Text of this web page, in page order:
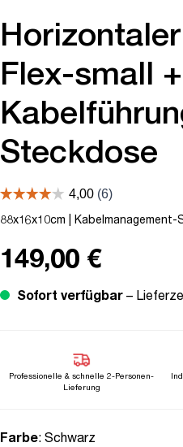
Flex-small
Steckdose
88x16x10cm |
149,00 €
Sofort verfügbar–
Professionelle & schnelle 2-Personen-
Lieferung
Farbeauswählen
: Schwarz